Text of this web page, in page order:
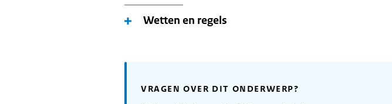
Wetten en regels
VRAGEN OVER DIT ONDERWERP?